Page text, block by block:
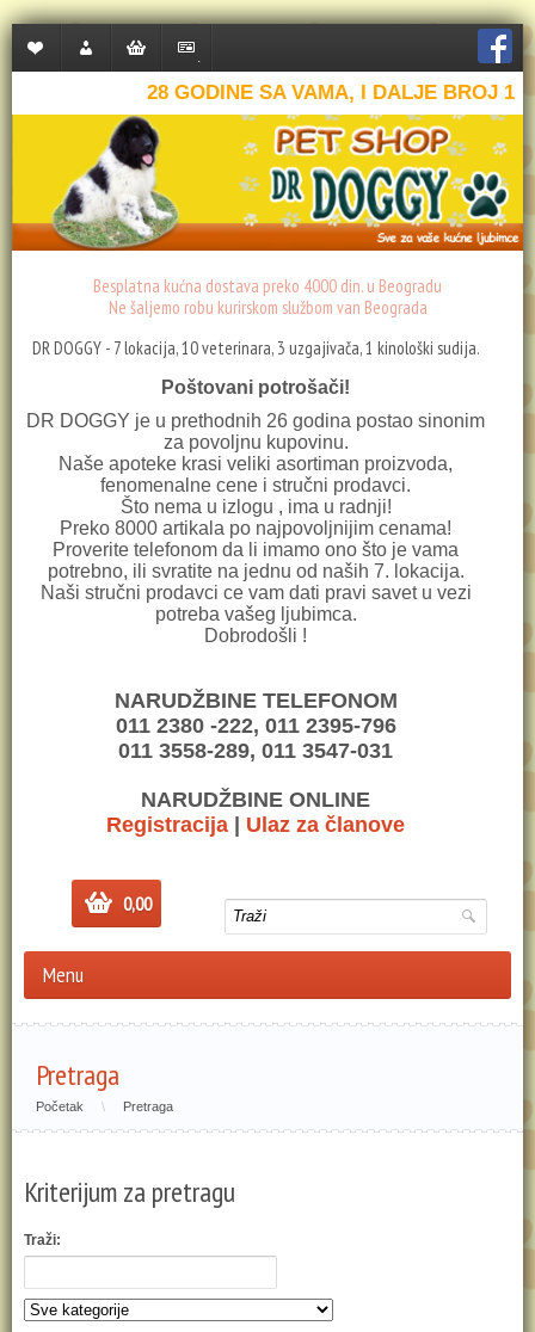
Plaćanje
28 GODINE SA VAMA, I DALJE BROJ 1
Besplatna kućna dostava preko 4000 din. u Beogradu
Ne šaljemo robu kurirskom službom van Beograda
DR DOGGY - 7 lokacija, 10 veterinara, 3 uzgajivača, 1 kinološki sudija.
Poštovani potrošači!
DR DOGGY je u prethodnih 26 godina postao sinonim
za povoljnu kupovinu.
Naše apoteke krasi veliki asortiman proizvoda,
fenomenalne cene i stručni prodavci.
Što nema u izlogu , ima u radnji!
Preko 8000 artikala po najpovoljnijim cenama!
Proverite telefonom da li imamo ono što je vama
potrebno, ili svratite na jednu od naših 7. lokacija.
Naši stručni prodavci ce vam dati pravi savet u vezi
potreba vašeg ljubimca.
Dobrodošli !
NARUDŽBINE TELEFONOM
011 2380 -222, 011 2395-796
011 3558-289, 011 3547-031
NARUDŽBINE ONLINE
Registracija | Ulaz za članove
0,00
Menu
Pretraga
Početak \ Pretraga
Kriterijum za pretragu
Traži: